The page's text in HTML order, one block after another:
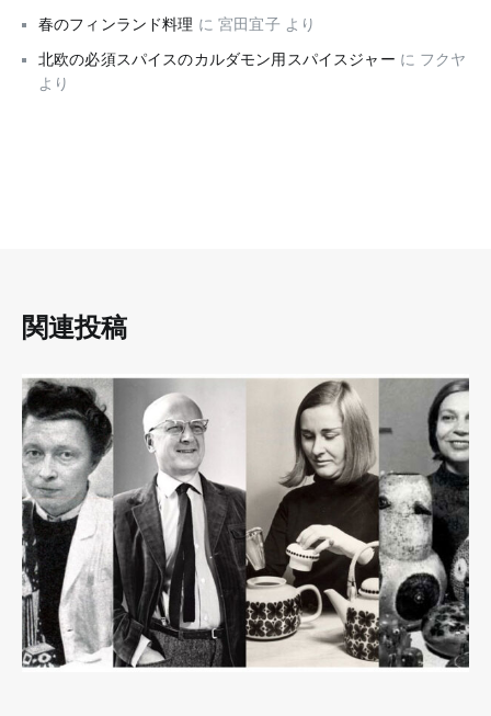
春のフィンランド料理 に宮田宜子 より
北欧の必須スパイスのカルダモン用スパイスジャー に フクヤ
より
関連投稿